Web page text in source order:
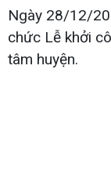
Ngày 28/12/
chức Lễ khởi
tâm huyện.